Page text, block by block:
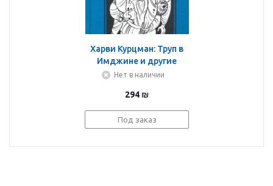
Харви Курцман: Труп в
Имджине и другие
истории Харви
Нет в наличии
294 ₪
Под заказ